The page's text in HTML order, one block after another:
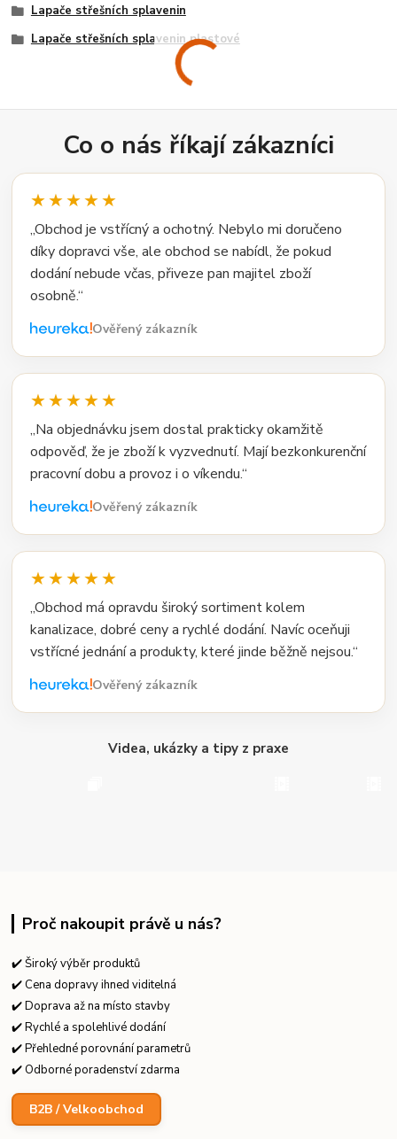
Lapače střešních splavenin
Lapače střešních splavenin plastové
Co o nás říkají zákazníci
★★★★★
„Obchod je vstřícný a ochotný. Nebylo mi doručeno
díky dopravci vše, ale obchod se nabídl, že pokud
dodání nebude včas, přiveze pan majitel zboží
osobně.“
Ověřený zákazník
★★★★★
„Na objednávku jsem dostal prakticky okamžitě
odpověď, že je zboží k vyzvednutí. Mají bezkonkurenční
pracovní dobu a provoz i o víkendu.“
Ověřený zákazník
★★★★★
„Obchod má opravdu široký sortiment kolem
kanalizace, dobré ceny a rychlé dodání. Navíc oceňuji
vstřícné jednání a produkty, které jinde běžně nejsou.“
Ověřený zákazník
Videa, ukázky a tipy z praxe
Proč nakoupit právě u nás?
✔️ Široký výběr produktů
✔️ Cena dopravy ihned viditelná
✔️ Doprava až na místo stavby
✔️ Rychlé a spolehlivé dodání
✔️ Přehledné porovnání parametrů
✔️ Odborné poradenství zdarma
B2B / Velkoobchod